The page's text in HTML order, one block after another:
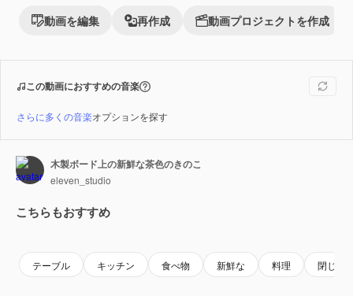
動画を編集 再作成 動画プロジェクトを作成
この動画におすすめの音楽
さらに多くの音楽オプションを探す
木製ボード上の新鮮な茶色のきのこ
eleven_studio
こちらもおすすめ
テーブル キッチン 食べ物 新鮮な 料理 閉じる